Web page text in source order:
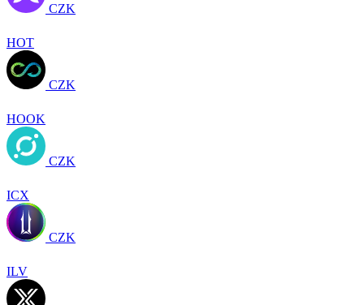
CZK
HOT
CZK
HOOK
CZK
ICX
CZK
ILV